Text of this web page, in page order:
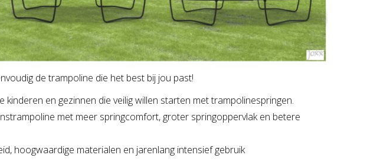
de trampoline die het best bij jou past!
en gezinnen die veilig willen starten met trampolinespringen.
met meer springcomfort, groter springoppervlak en betere
hoogwaardige materialen en jarenlang intensief gebruik